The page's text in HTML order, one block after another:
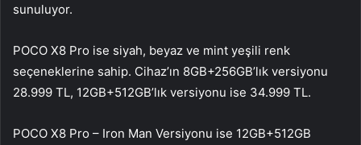
sunuluyor.
POCO X8 Pro ise siyah, beyaz ve mint yeşili renk
seçeneklerine sahip. Cihaz’ın 8GB+256GB’lık versiyonu
28.999 TL, 12GB+512GB’lık versiyonu ise 34.999 TL.
POCO X8 Pro – Iron Man Versiyonu ise 12GB+512GB